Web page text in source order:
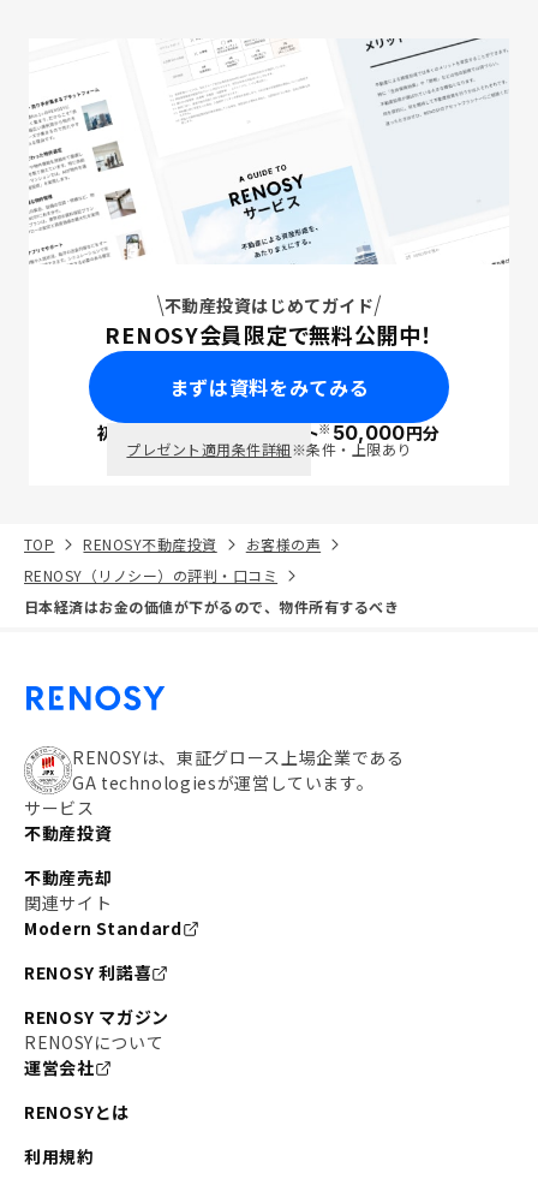
不動産投資はじめてガイド
RENOSY会員限定で無料公開中！
まずは資料をみてみる
初回面談で ポイント※50,000円分
プレゼント適用条件詳細※条件・上限あり
TOP RENOSY不動産投資
お客様の声
RENOSY（リノシー）の評判・口コミ
日本経済はお金の価値が下がるので、物件所有するべき
RENOSYは、東証グロース上場企業である
GA technologiesが運営しています。
サービス
不動産投資
不動産売却
関連サイト
Modern Standard
RENOSY 利諾喜
RENOSY マガジン
RENOSYについて
運営会社
RENOSYとは
利用規約